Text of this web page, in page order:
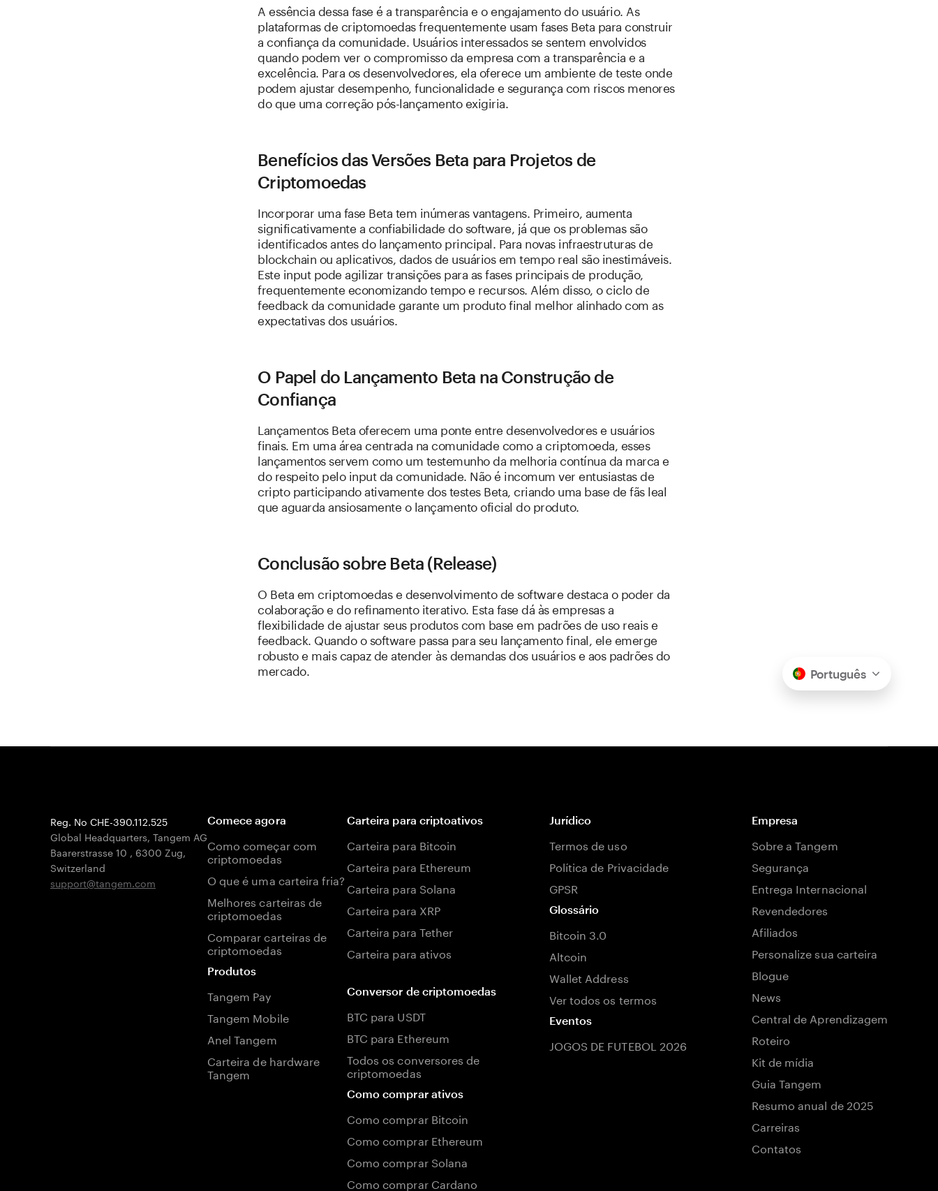
A essência dessa fase é a transparência e o engajamento do usuário. As
plataformas de criptomoedas frequentemente usam fases Beta para construir
a confiança da comunidade. Usuários interessados se sentem envolvidos
quando podem ver o compromisso da empresa com a transparência e a
excelência. Para os desenvolvedores, ela oferece um ambiente de teste onde
podem ajustar desempenho, funcionalidade e segurança com riscos menores
do que uma correção pós-lançamento exigiria.
Benefícios das Versões Beta para Projetos de
Criptomoedas
Incorporar uma fase Beta tem inúmeras vantagens. Primeiro, aumenta
significativamente a confiabilidade do software, já que os problemas são
identificados antes do lançamento principal. Para novas infraestruturas de
blockchain ou aplicativos, dados de usuários em tempo real são inestimáveis.
Este input pode agilizar transições para as fases principais de produção,
frequentemente economizando tempo e recursos. Além disso, o ciclo de
feedback da comunidade garante um produto final melhor alinhado com as
expectativas dos usuários.
O Papel do Lançamento Beta na Construção de
Confiança
Lançamentos Beta oferecem uma ponte entre desenvolvedores e usuários
finais. Em uma área centrada na comunidade como a criptomoeda, esses
lançamentos servem como um testemunho da melhoria contínua da marca e
do respeito pelo input da comunidade. Não é incomum ver entusiastas de
cripto participando ativamente dos testes Beta, criando uma base de fãs leal
que aguarda ansiosamente o lançamento oficial do produto.
Conclusão sobre Beta (Release)
O Beta em criptomoedas e desenvolvimento de software destaca o poder da
colaboração e do refinamento iterativo. Esta fase dá às empresas a
flexibilidade de ajustar seus produtos com base em padrões de uso reais e
feedback. Quando o software passa para seu lançamento final, ele emerge
robusto e mais capaz de atender às demandas dos usuários e aos padrões do
mercado.
Português
Reg. No CHE-390.112.525
Global Headquarters, Tangem AG
Baarerstrasse 10 , 6300 Zug,
Switzerland
support@tangem.com
Comece agora
Como começar com
criptomoedas
O que é uma carteira fria?
Melhores carteiras de
criptomoedas
Comparar carteiras de
criptomoedas
Produtos
Tangem Pay
Tangem Mobile
Anel Tangem
Carteira de hardware
Tangem
Carteira para criptoativos
Carteira para Bitcoin
Carteira para Ethereum
Carteira para Solana
Carteira para XRP
Carteira para Tether
Carteira para ativos
Conversor de criptomoedas
BTC para USDT
BTC para Ethereum
Todos os conversores de
criptomoedas
Como comprar ativos
Como comprar Bitcoin
Como comprar Ethereum
Como comprar Solana
Como comprar Cardano
Jurídico
Termos de uso
Política de Privacidade
GPSR
Glossário
Bitcoin 3.0
Altcoin
Wallet Address
Ver todos os termos
Eventos
JOGOS DE FUTEBOL 2026
Empresa
Sobre a Tangem
Segurança
Entrega Internacional
Revendedores
Afiliados
Personalize sua carteira
Blogue
News
Central de Aprendizagem
Roteiro
Kit de mídia
Guia Tangem
Resumo anual de 2025
Carreiras
Contatos